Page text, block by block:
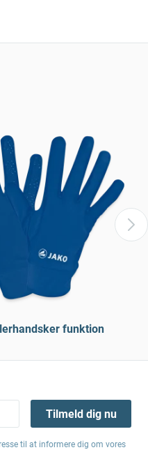
funktion
Tilmeld dig nu
til at informere dig om vores